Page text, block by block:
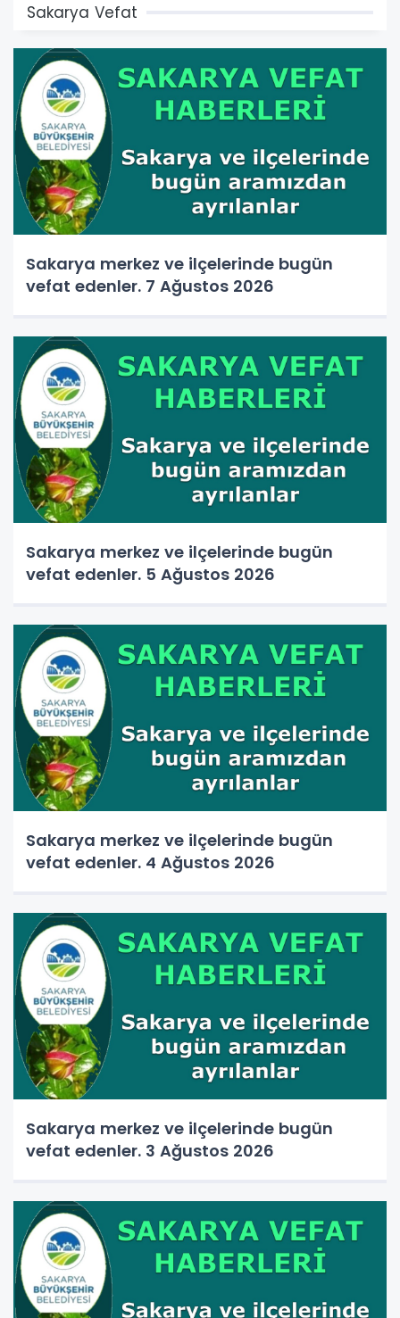
Sakarya Vefat
Sakarya merkez ve ilçelerinde bugün
vefat edenler. 7 Ağustos 2026
Sakarya merkez ve ilçelerinde bugün
vefat edenler. 5 Ağustos 2026
Sakarya merkez ve ilçelerinde bugün
vefat edenler. 4 Ağustos 2026
Sakarya merkez ve ilçelerinde bugün
vefat edenler. 3 Ağustos 2026